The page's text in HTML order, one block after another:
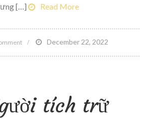
[…]
Read More
on
Dễ
tortilla
gà
December 22, 2022
tích trữ